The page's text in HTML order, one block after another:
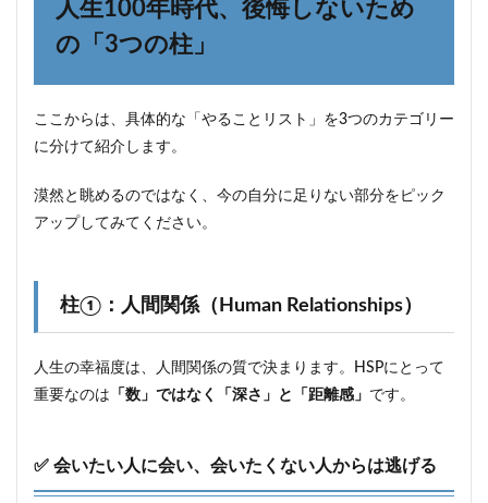
人生100年時代、後悔しないため
の「3つの柱」
ここからは、具体的な「やることリスト」を3つのカテゴリー
に分けて紹介します。
漠然と眺めるのではなく、今の自分に足りない部分をピック
アップしてみてください。
柱①：人間関係（Human Relationships）
人生の幸福度は、人間関係の質で決まります。HSPにとって
重要なのは 「数」ではなく「深さ」と「距離感」 です。
✅ 会いたい人に会い、会いたくない人からは逃げる